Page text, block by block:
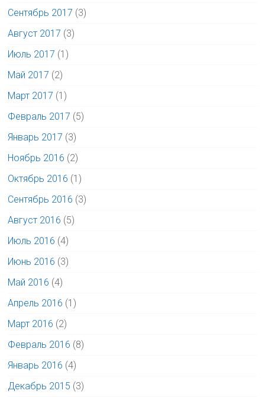
Сентябрь 2017 (3)
Август 2017 (3)
Июль 2017 (1)
Май 2017 (2)
Март 2017 (1)
Февраль 2017 (5)
Январь 2017 (3)
Ноябрь 2016 (2)
Октябрь 2016 (1)
Сентябрь 2016 (3)
Август 2016 (5)
Июль 2016 (4)
Июнь 2016 (3)
Май 2016 (4)
Апрель 2016 (1)
Март 2016 (2)
Февраль 2016 (8)
Январь 2016 (4)
Декабрь 2015 (3)